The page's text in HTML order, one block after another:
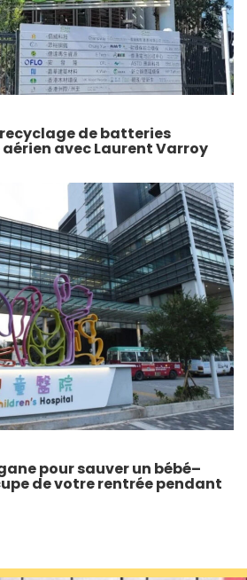
de batteries
avec Laurent Varroy
pour sauver un bébé–
de votre rentrée pendant